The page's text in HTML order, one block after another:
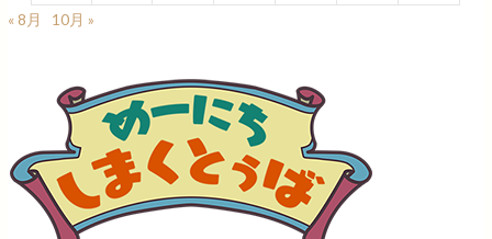
« 8月
10月 »